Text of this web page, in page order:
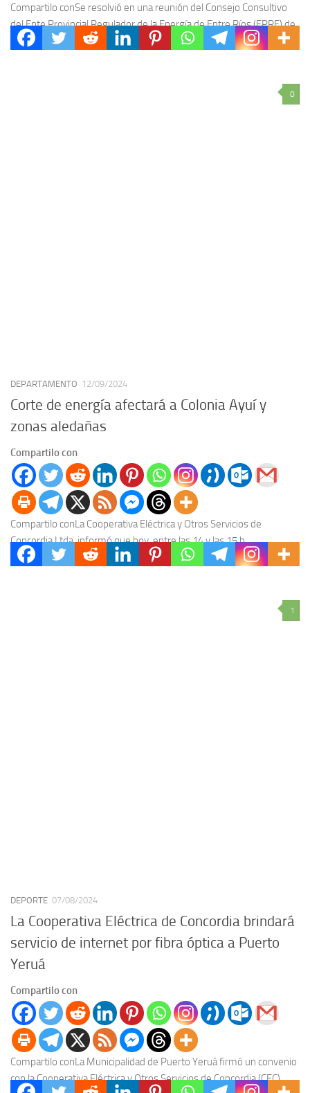
Compartilo conSe resolvió en una reunión del Consejo Consultivo
del Ente Provincial Regulador de la Energía de Entre Ríos (EPRE) de
la que participaron los...
0
DEPARTAMENTO 12/09/2024
Corte de energía afectará a Colonia Ayuí y
zonas aledañas
Compartilo con
Compartilo conLa Cooperativa Eléctrica y Otros Servicios de
Concordia Ltda. informó que hoy, entre las 14 y las 15 h,
apróximadamente, se producirá un corte...
1
DEPORTE 07/08/2024
La Cooperativa Eléctrica de Concordia brindará
servicio de internet por fibra óptica a Puerto
Yeruá
Compartilo con
Compartilo conLa Municipalidad de Puerto Yeruá firmó un convenio
con la Cooperativa Eléctrica y Otros Servicios de Concordia (CEC),